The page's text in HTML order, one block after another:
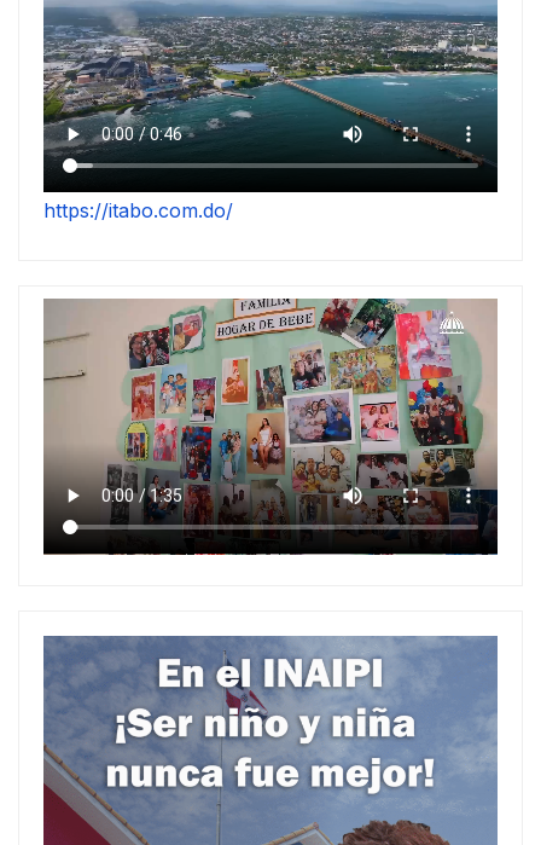
https://itabo.com.do/